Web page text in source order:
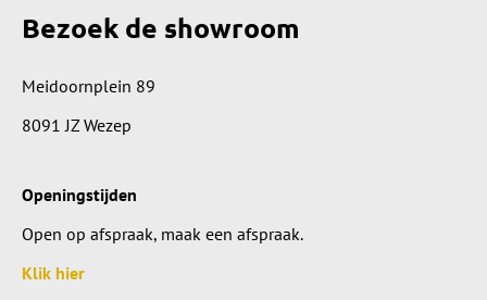
Bezoek de showroom
Meidoornplein 89
8091 JZ Wezep
Openingstijden
Open op afspraak, maak een afspraak.
Klik hier